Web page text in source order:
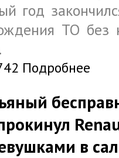
год
ТО
Подробнее
в